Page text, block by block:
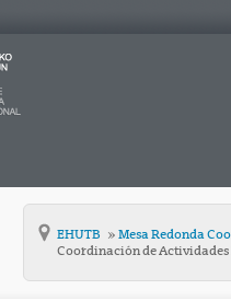
EHUTB Mesa Redonda
Coordinación de